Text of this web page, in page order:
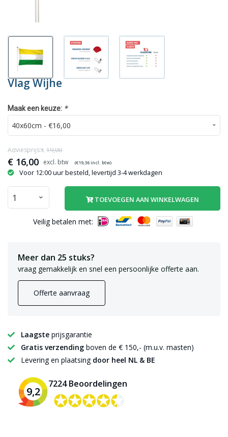
Vlag Wijhe
Maak een keuze: *
€ 16,00 (€19,36incl. btw)
Adviesprijs:€ 19,00
Voor 12:00 uur besteld, levertijd 3-4 werkdagen
TOEVOEGEN AAN WINKELWAGEN
Veilig betalen met:
Meer dan 25 stuks?
vraag gemakkelijk en snel een persoonlijke offerte aan.
Offerte aanvraag
Laagste prijsgarantie
Gratis verzending boven de € 150,- (m.u.v. masten)
Levering en plaatsing door heel NL & BE
9,2
7224 Beoordelingen
✪✪✪✪✪
✪✪✪✪✪